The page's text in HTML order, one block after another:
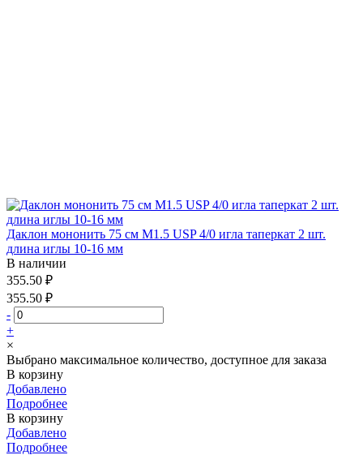
Даклон мононить 75 см М1.5 USP 4/0 игла таперкат 2 шт.
длина иглы 10-16 мм
В наличии
355.50 ₽
355.50 ₽
-
+
×
Выбрано максимальное количество, доступное для заказа
В корзину
Добавлено
Подробнее
В корзину
Добавлено
Подробнее